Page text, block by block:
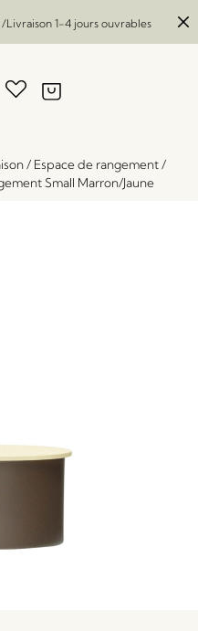
/Livraison 1-4 jours ouvrables
/ Espace de rangement/
Small Marron/Jaune